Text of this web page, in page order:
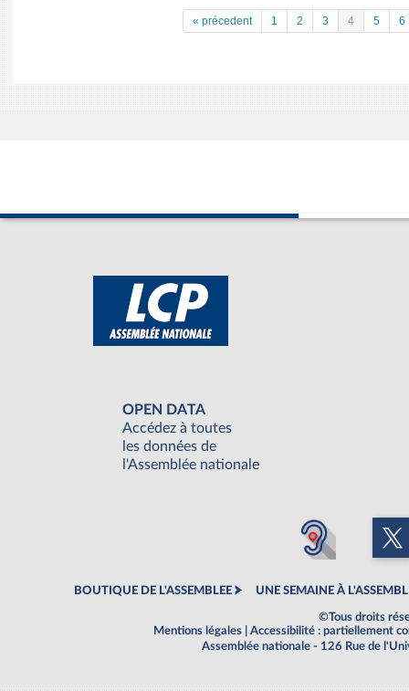
« précedent 1 2 3 4 5 6
OPEN DATA
Accédez à toutes
les données de
l'Assemblée nationale
BOUTIQUE DE L'ASSEMBLEE UNE SEMAINE À
©Tous droits
Mentions légales
Accessibilité : partiellement
Assemblée nationale - 126 Rue de